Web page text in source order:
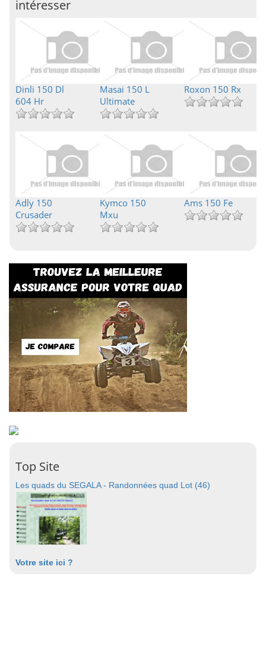
intéresser
Dinli 150 Dl
604 Hr
Masai 150 L
Ultimate
Roxon 150 Rx
Adly 150
Crusader
Kymco 150
Mxu
Ams 150 Fe
Top Site
Les quads du SEGALA - Randonnées quad Lot (46)
Votre site ici ?